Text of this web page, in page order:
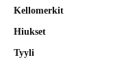
Kellomerkit
Hiukset
Tyyli